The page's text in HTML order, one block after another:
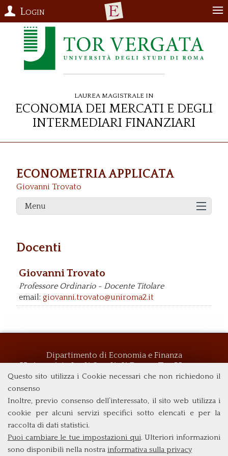
Questo sito utilizza i Cookie necessari che non richiedono il
consenso
Inoltre, previo consenso dell’interessato, il sito web utilizza i
cookie per alcuni servizi specifici sotto elencati e per la
raccolta di dati statistici.
Puoi cambiare le tue impostazioni qui. Ulteriori informazioni
sono disponibili nella nostra informativa sulla privacy
Login
Laurea Magistrale in
Economia dei Mercati e degli
Intermediari Finanziari
ECONOMETRIA APPLICATA
Giovanni Trovato
Menu
Docenti
Giovanni Trovato
Professore Ordinario - Docente Titolare
email: giovanni.trovato@uniroma2.it
Dipartimento di Economia e Finanza
Università degli Studi di RomaTor Vergata
Via Columbia, 2
Tel. +39 06 7259 5719
biennio@clemif.uniroma2.it